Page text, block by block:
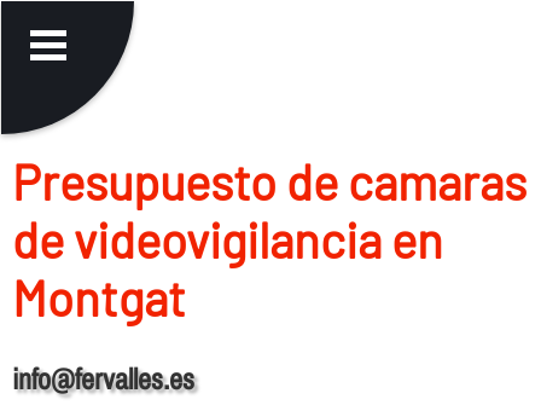
Presupuesto de camaras
de videovigilancia en
Montgat
info@fervalles.es